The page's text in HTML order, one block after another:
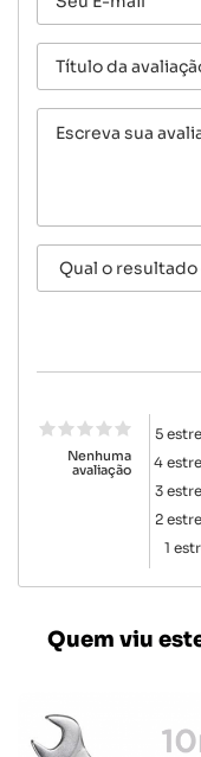
Nenhuma
avaliação
5
4
3
2
1
Quem viu